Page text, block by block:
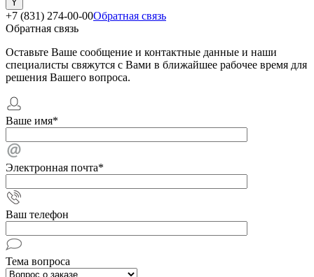
+7 (831) 274-00-00Обратная связь
Обратная связь
Оставьте Ваше сообщение и контактные данные и наши
специалисты свяжутся с Вами в ближайшее рабочее время для
решения Вашего вопроса.
Ваше имя*
Электронная почта*
Ваш телефон
Тема вопроса